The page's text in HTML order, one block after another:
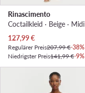
Rinascimento
Coctailkleid · Beige · Midi
Aktueller Preis
127,99€
Regulärer Preis207,99 €-38%
Niedrigster Preis141,99 €-9%